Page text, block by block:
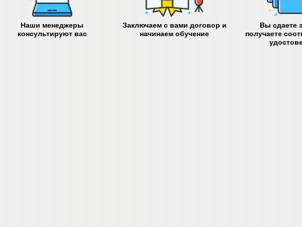
Наши менеджеры
консультируют вас
Заключаем с вами договор и
начинаем обучение
Вы сдаете
получаете